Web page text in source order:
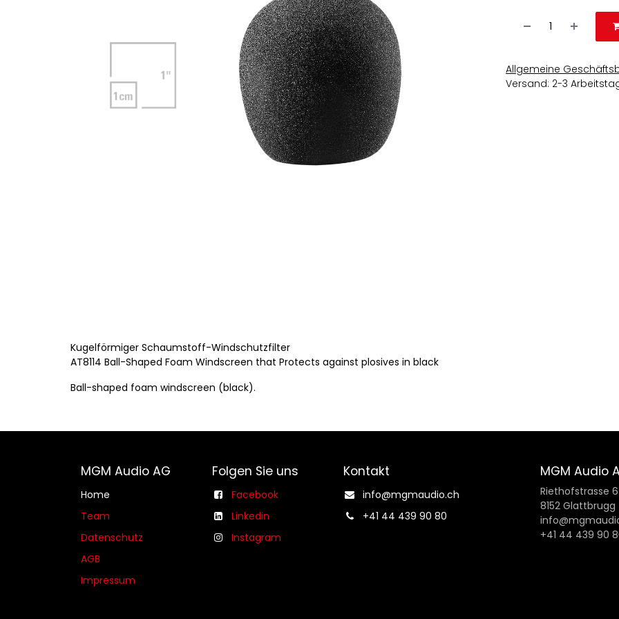
Allgemeine
Versand: 2-3
Kugelförmiger Schaumstoff-Windschutzfilter
AT8114 Ball-Shaped Foam Windscreen that Protects against plosives in black
Ball-shaped foam windscreen (black).
MGM Audio AG
Home
Team
Datenschutz
AGB​​
Impressum
Folgen Sie uns
Facebook
Linkedin
Instagram
Kontakt
info@mgmaudio.ch​
+41 44 439 90 80
MGM Audio
Riethofstrasse 6
8152 Glattbrugg
+41 44 439 90